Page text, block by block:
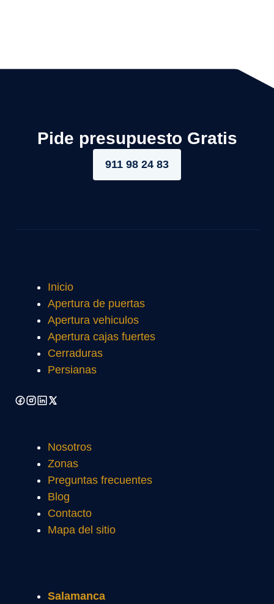
Pide presupuesto Gratis
911 98 24 83
Inicio
Apertura de puertas
Apertura vehiculos
Apertura cajas fuertes
Cerraduras
Persianas
Nosotros
Zonas
Preguntas frecuentes
Blog
Contacto
Mapa del sitio
Salamanca